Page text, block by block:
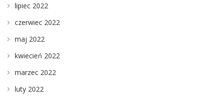
lipiec 2022
czerwiec 2022
maj 2022
kwiecień 2022
marzec 2022
luty 2022